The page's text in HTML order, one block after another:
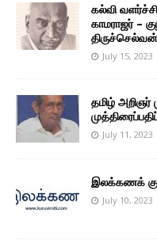
கல்வி
காமராஜர் –
திருச்செல்வன்
July 15, 2023
தமிழ் அறிஞர்
July 11, 2023
இலக்கணக்
July 10, 2023